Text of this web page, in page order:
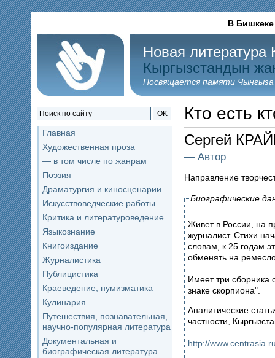
В Бишкеке
Новая литература
Кыргызстандын
Посвящается памяти
OK
Главная
Художественная проза
— в том числе по жанрам
Поэзия
Драматургия и киносценарии
Искусствоведческие работы
Критика и литературоведение
Языкознание
Книгоиздание
Журналистика
Публицистика
Краеведение; нумизматика
Кулинария
Путешествия, познавательная,
научно-популярная литература
Документальная и
биографическая литература
Кто есть
Сергей
— Автор
Направление
Биографические
Живет в России, на
журналист. Стихи
словам, к 25 годам
обменять на
Имеет три сборника
знаке скорпиона".
Аналитические
частности,
http://